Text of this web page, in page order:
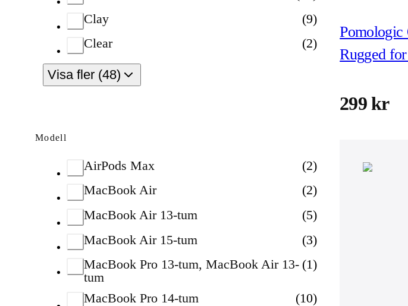
Clay
(9)
Clear
(2)
Visa fler (48)
Modell
AirPods Max (2)
MacBook Air
(2)
MacBook Air 13-tum
(5)
MacBook Air 15-tum
(3)
MacBook Pro 13-tum, MacBook Air 13-
tum
(1)
MacBook Pro 14-tum (10)
Pomologic
Rugged
299 kr